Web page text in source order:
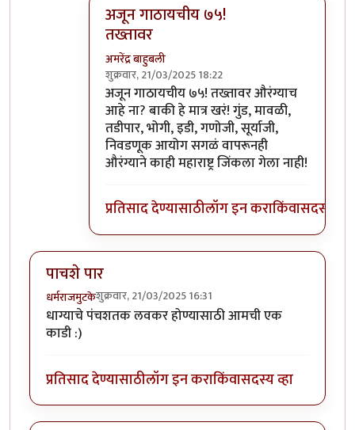
अजून गाठायचीय ७५!
तख्तावर
अमरेंद्र बाहुबली
शुक्रवार, 21/03/2025 18:22
In reply toपुनर्जन्मित औरंग्याचीbyश्रीगुरुजी
अजून गाठायचीय ७५! तख्तावर औरंग्याच
आहे ना? बाकी हे मात्र खरं! गुंड, मावळी,
तडीपार, भोगी, इडी, गणोजी, सूर्याजी,
निवडणूक आयोग सगळं वापरूनही
औरंग्याने काही महाराष्ट्र जिंकला गेला नाही!
प्रतिसाद देण्यासाठीलॉग इन कराकिंवासदस्य व्हा
पाचशे पार
धर्मराजमुटकेशुक्रवार, 21/03/2025 16:31
धाग्याचे पंचशतक लवकर होण्यासाठी आमची एक
काडी :)
प्रतिसाद देण्यासाठीलॉग इन कराकिंवासदस्य व्हा